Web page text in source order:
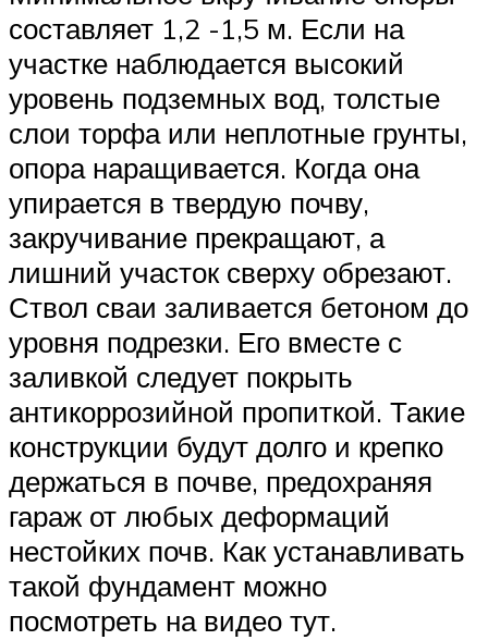
составляет 1,2 -1,5 м. Если на
участке наблюдается высокий
уровень подземных вод, толстые
слои торфа или неплотные грунты,
опора наращивается. Когда она
упирается в твердую почву,
закручивание прекращают, а
лишний участок сверху обрезают.
Ствол сваи заливается бетоном до
уровня подрезки. Его вместе с
заливкой следует покрыть
антикоррозийной пропиткой. Такие
конструкции будут долго и крепко
держаться в почве, предохраняя
гараж от любых деформаций
нестойких почв. Как устанавливать
такой фундамент можно
посмотреть на видео тут.